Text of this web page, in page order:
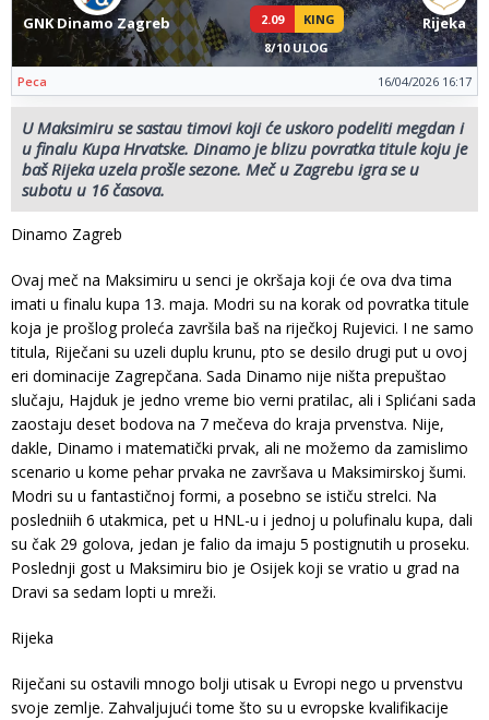
GNK Dinamo Zagreb
2.09
KING
8/10 ULOG
Rijeka
Peca 16/04/2026 16:17
U Maksimiru se sastau timovi koji će uskoro podeliti megdan i
u finalu Kupa Hrvatske. Dinamo je blizu povratka titule koju je
baš Rijeka uzela prošle sezone. Meč u Zagrebu igra se u
subotu u 16 časova.
Dinamo Zagreb
Ovaj meč na Maksimiru u senci je okršaja koji će ova dva tima
imati u finalu kupa 13. maja. Modri su na korak od povratka titule
koja je prošlog proleća završila baš na riječkoj Rujevici. I ne samo
titula, Riječani su uzeli duplu krunu, pto se desilo drugi put u ovoj
eri dominacije Zagrepčana. Sada Dinamo nije ništa prepuštao
slučaju, Hajduk je jedno vreme bio verni pratilac, ali i Splićani sada
zaostaju deset bodova na 7 mečeva do kraja prvenstva. Nije,
dakle, Dinamo i matematički prvak, ali ne možemo da zamislimo
scenario u kome pehar prvaka ne završava u Maksimirskoj šumi.
Modri su u fantastičnoj formi, a posebno se ističu strelci. Na
posledniih 6 utakmica, pet u HNL-u i jednoj u polufinalu kupa, dali
su čak 29 golova, jedan je falio da imaju 5 postignutih u proseku.
Poslednji gost u Maksimiru bio je Osijek koji se vratio u grad na
Dravi sa sedam lopti u mreži.
Rijeka
Riječani su ostavili mnogo bolji utisak u Evropi nego u prvenstvu
svoje zemlje. Zahvaljujući tome što su u evropske kvalifikacije